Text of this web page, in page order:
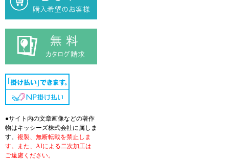
●サイト内の文章画像などの著作
物はキッシーズ株式会社に属しま
す。 複製、無断転載を禁止しま
す。また、AIによる二次加工は
ご遠慮ください。